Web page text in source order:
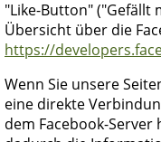
"Like-Button" ("Gefällt
Übersicht über die
https://
Wenn Sie unsere
eine direkte
dem Facebook-